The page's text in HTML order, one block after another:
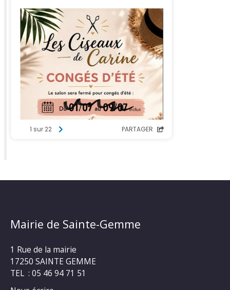
Mairie de Sainte-Gemme
1 Rue de la mairie
17250 SAINTE GEMME
TEL : 05 46 94 71 51